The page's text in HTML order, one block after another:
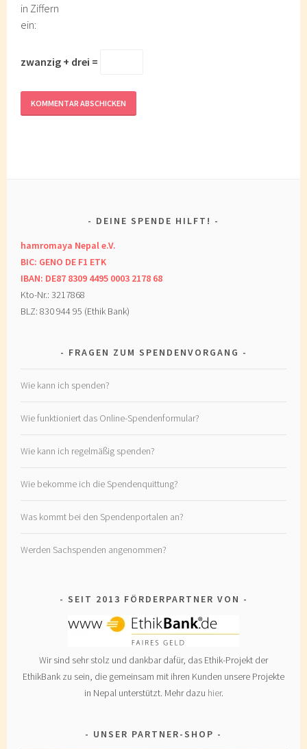
in Ziffern
ein:
zwanzig + drei =
DEINE SPENDE HILFT!
hamromaya Nepal e.V.
BIC: GENO DE F1 ETK
IBAN: DE87 8309 4495 0003 2178 68
Kto-Nr.: 3217868
BLZ: 830 944 95 (Ethik Bank)
FRAGEN ZUM SPENDENVORGANG
Wie kann ich spenden?
Wie funktioniert das Online-Spendenformular?
Wie kann ich regelmäßig spenden?
Wie bekomme ich die Spendenquittung?
Was kommt bei den Spendenportalen an?
Werden Sachspenden angenommen?
SEIT 2013 FÖRDERPARTNER VON
Wir sind sehr stolz und dankbar dafür, das Ethik-Projekt der
EthikBank zu sein, die gemeinsam mit ihren Kunden unsere Projekte
in Nepal unterstützt. Mehr dazu hier.
UNSER PARTNER-SHOP